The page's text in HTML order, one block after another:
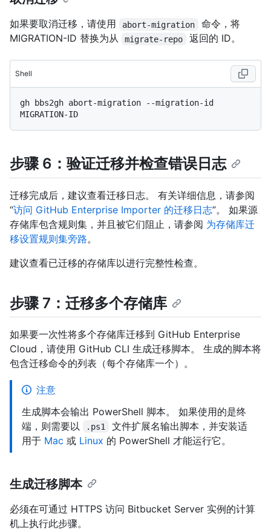
如果要取消迁移，请使用 abort-migration
命令，将
MIGRATION-ID 替换为从
migrate-repo 返回的 ID。
Shell
gh bbs2gh abort-migration --migration-id
步骤 6：验证迁移并检查错误日志
迁移完成后，建议查看迁移日志。 有关详细信息，请参阅
“访问 GitHub Enterprise Importer 的迁移日志”。 如果源
存储库包含规则集，并且被它们阻止，请参阅 为存储库迁
移设置规则集旁路。
建议查看已迁移的存储库以进行完整性检查。
步骤 7：迁移多个存储库
如果要一次性将多个存储库迁移到 GitHub Enterprise
Cloud，请使用 GitHub CLI 生成迁移脚本。 生成的脚本将
包含迁移命令的列表（每个存储库一个）。
注意
生成脚本会输出 PowerShell 脚本。 如果使用的是终
端，则需要以
.ps1
文件扩展名输出脚本，并安装适
用于 Mac 或 Linux 的 PowerShell 才能运行它。
生成迁移脚本
必须在可通过 HTTPS 访问 Bitbucket Server 实例的计算
机上执行此步骤。